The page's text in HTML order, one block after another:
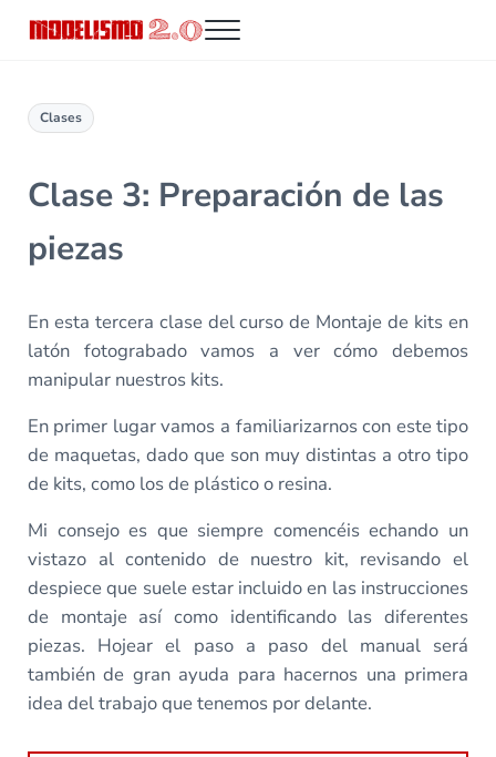
Menu
Clases
Clase 3: Preparación de las
piezas
En esta tercera clase del curso de Montaje de kits en
latón fotograbado vamos a ver cómo debemos
manipular nuestros kits.
En primer lugar vamos a familiarizarnos con este tipo
de maquetas, dado que son muy distintas a otro tipo
de kits, como los de plástico o resina.
Mi consejo es que siempre comencéis echando un
vistazo al contenido de nuestro kit, revisando el
despiece que suele estar incluido en las instrucciones
de montaje así como identificando las diferentes
piezas. Hojear el paso a paso del manual será
también de gran ayuda para hacernos una primera
idea del trabajo que tenemos por delante.